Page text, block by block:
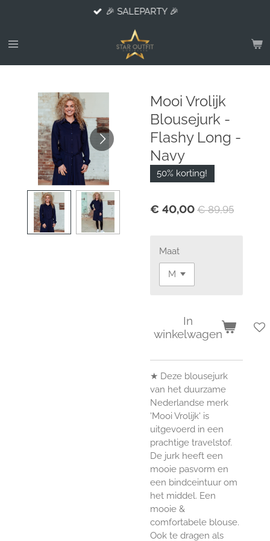
naar
hoofdinhoud
🎉 SALEPARTY 🎉
Mooi Vrolijk
Blousejurk -
Flashy Long -
Navy
50% korting!
€ 40,00 € 89,95
Maat
In
winkelwagen
★ Deze blousejurk
van het duurzame
Nederlandse merk
'Mooi Vrolijk' is
uitgevoerd in een
prachtige travelstof.
De jurk heeft een
mooie pasvorm en
een bindceintuur om
het middel. Een
mooie &
comfortabele blouse.
Ook te dragen als